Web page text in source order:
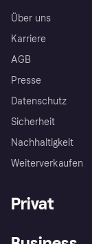
Über uns
Karriere
AGB
Presse
Datenschutz
Sicherheit
Nachhaltigkeit
Weiterverkaufen
Privat